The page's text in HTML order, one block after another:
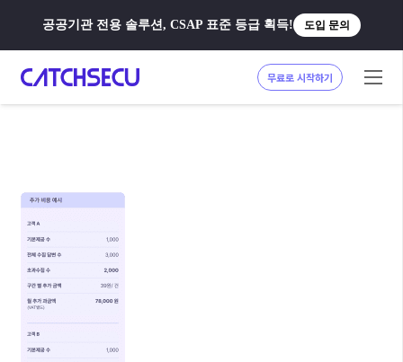
공공기관 전용 솔루션, CSAP 표준 등급 획득! 도입 문의
무료로 시작하기